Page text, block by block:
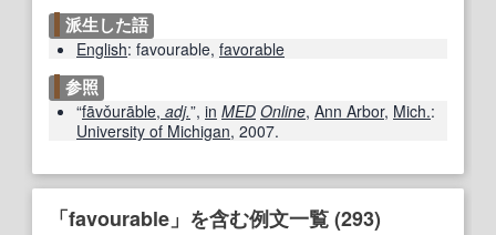
派生した語
English: favourable, favorable
参照
“fāvǒurāble, adj.”, in MED Online, Ann Arbor, Mich.:
University of Michigan, 2007.
「favourable」を含む例文一覧 (293)